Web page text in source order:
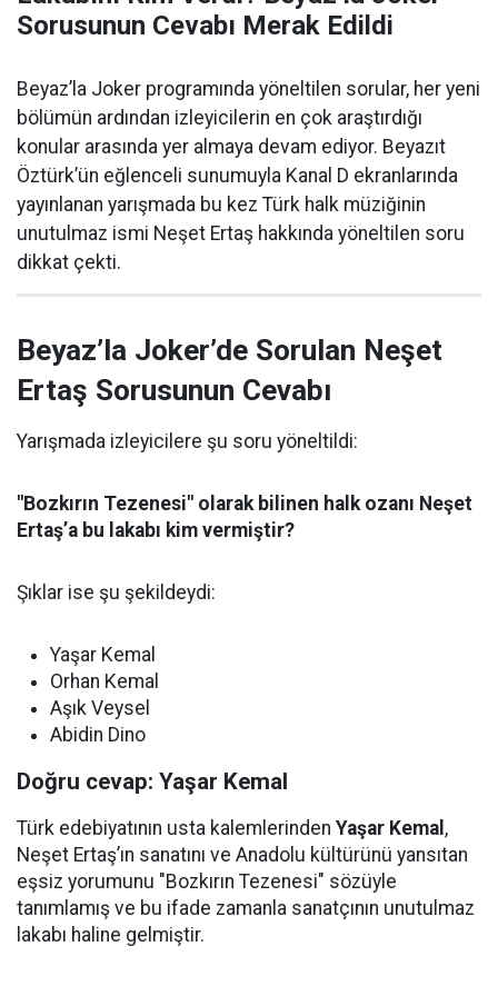
Sorusunun Cevabı Merak Edildi
Beyaz’la Joker programında yöneltilen sorular, her yeni
bölümün ardından izleyicilerin en çok araştırdığı
konular arasında yer almaya devam ediyor. Beyazıt
Öztürk’ün eğlenceli sunumuyla Kanal D ekranlarında
yayınlanan yarışmada bu kez Türk halk müziğinin
unutulmaz ismi Neşet Ertaş hakkında yöneltilen soru
dikkat çekti.
Beyaz’la Joker’de Sorulan Neşet
Ertaş Sorusunun Cevabı
Yarışmada izleyicilere şu soru yöneltildi:
"Bozkırın Tezenesi" olarak bilinen halk ozanı Neşet
Ertaş’a bu lakabı kim vermiştir?
Şıklar ise şu şekildeydi:
Yaşar Kemal
Orhan Kemal
Aşık Veysel
Abidin Dino
Doğru cevap: Yaşar Kemal
Türk edebiyatının usta kalemlerinden Yaşar Kemal ,
Neşet Ertaş’ın sanatını ve Anadolu kültürünü yansıtan
eşsiz yorumunu "Bozkırın Tezenesi" sözüyle
tanımlamış ve bu ifade zamanla sanatçının unutulmaz
lakabı haline gelmiştir.